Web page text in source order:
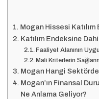
Mogan Hissesi
Katılım Endeksine
Faaliyet Alanının
Mali Kriterlerin
Mogan Hangi
Mogan’ın Finansal
Ne Anlama Geliyor?